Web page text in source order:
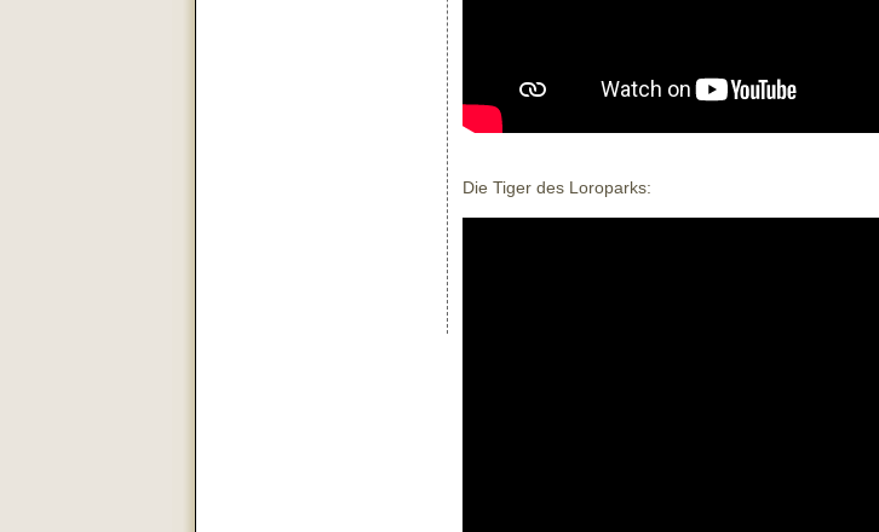
Die Tiger des Loroparks: